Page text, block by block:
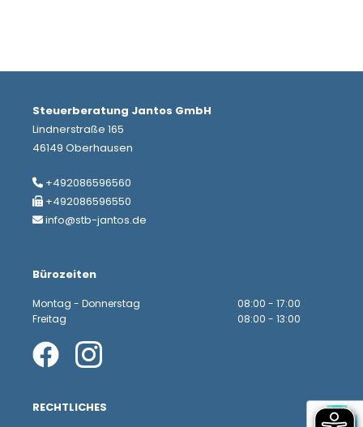
Steuerberatung Jantos GmbH
Lindnerstraße 165
46149 Oberhausen
 +492086596560
 +492086596550
 info@stb-jantos.de
Bürozeiten
Montag - Donnerstag
08:00 - 17:00
Freitag
08:00 - 13:00
RECHTLICHES